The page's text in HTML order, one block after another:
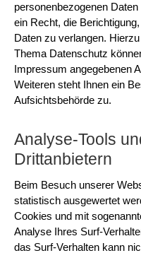
personenbezogenen
ein Recht, die
Daten zu verlangen.
Thema Datenschutz
Impressum angegebenen
Weiteren steht Ihnen ein
Aufsichtsbehörde zu.
Analyse-Tools
Drittanbietern
Beim Besuch unserer
statistisch ausgewertet
Cookies und mit
Analyse Ihres Surf-
das Surf-Verhalten kann